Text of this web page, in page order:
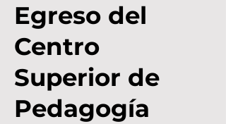
Egreso del
Centro
Superior de
Pedagogía